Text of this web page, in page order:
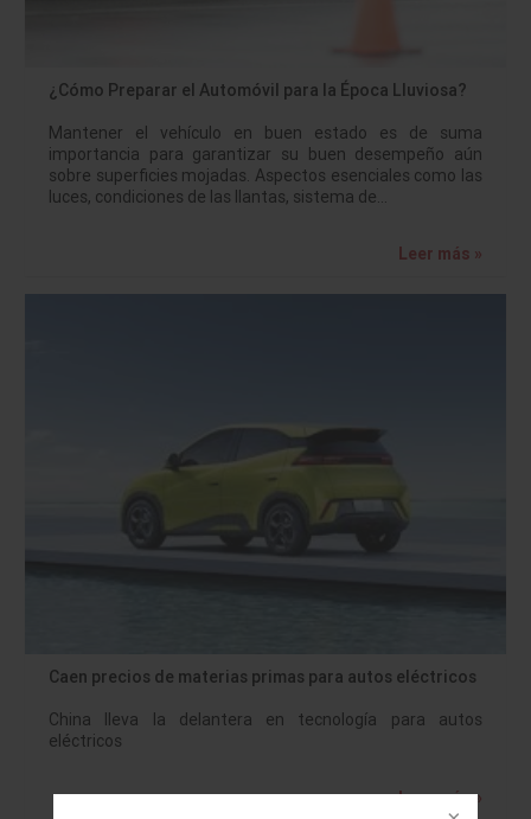
¿Cómo Preparar el Automóvil para la Época Lluviosa?
Mantener el vehículo en buen estado es de suma
importancia para garantizar su buen desempeño aún
sobre superficies mojadas. Aspectos esenciales como las
luces, condiciones de las llantas, sistema de…
Leer más »
Caen precios de materias primas para autos eléctricos
China lleva la delantera en tecnología para autos
eléctricos
Leer más »